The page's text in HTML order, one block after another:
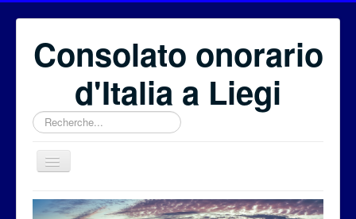
Consolato onorario
d'Italia a Liegi
Rechercher
Benvenuti